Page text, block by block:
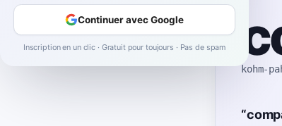
kohm-
“
Continuer avec Google
Inscription en un clic · Gratuit pour toujours · Pas de spam